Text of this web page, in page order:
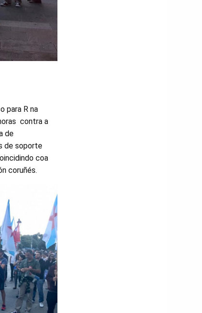
para R na
contra a
de
de soporte
coa
coruñés.